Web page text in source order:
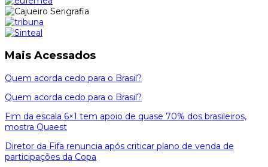
Mais Acessados
Quem acorda cedo para o Brasil?
Quem acorda cedo para o Brasil?
Fim da escala 6×1 tem apoio de quase 70% dos brasileiros,
mostra Quaest
Diretor da Fifa renuncia após criticar plano de venda de
participações da Copa